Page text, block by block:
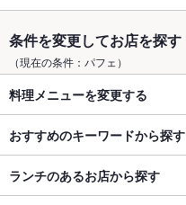
条件を変更してお店を探す
（現在の条件：パフェ）
料理メニューを変更する
おすすめのキーワードから探す
ランチのあるお店から探す